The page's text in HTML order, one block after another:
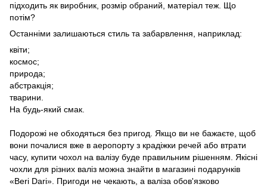
підходить як виробник, розмір обраний, матеріал теж. Що
потім?
Останніми залишаються стиль та забарвлення, наприклад:
квіти;
космос;
природа;
абстракція;
тварини.
На будь-який смак.
Подорожі не обходяться без пригод. Якщо ви не бажаєте, щоб
вони почалися вже в аеропорту з крадіжки речей або втрати
часу, купити чохол на валізу буде правильним рішенням. Якісні
чохли для різних валіз можна знайти в магазині подарунків
«Beri Dari». Пригоди не чекають, а валіза обов'язково